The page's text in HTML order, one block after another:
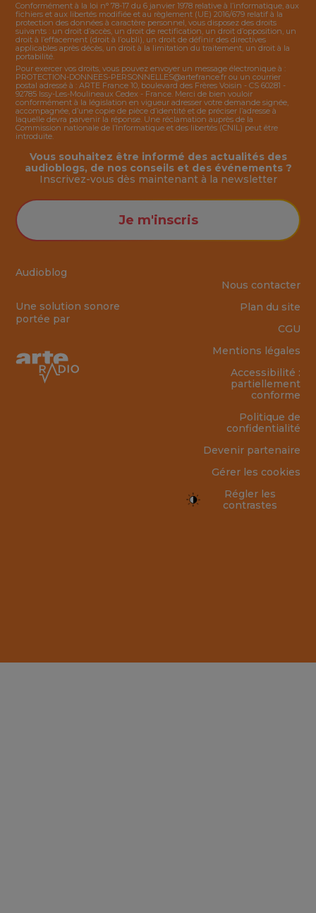
Conformément à la loi n° 78-17 du 6 janvier 1978 relative à l’informatique, aux
fichiers et aux libertés modifiée et au règlement (UE) 2016/679 relatif à la
protection des données à caractère personnel, vous disposez des droits
suivants : un droit d’accès, un droit de rectification, un droit d’opposition, un
droit à l’effacement (droit à l’oubli), un droit de définir des directives
applicables après décès, un droit à la limitation du traitement, un droit à la
portabilité.
Pour exercer vos droits, vous pouvez envoyer un message électronique à :
PROTECTION-DONNEES-PERSONNELLES@artefrance.fr ou un courrier
postal adressé à : ARTE France 10, boulevard des Frères Voisin - CS 60281 -
92785 Issy-Les-Moulineaux Cedex - France. Merci de bien vouloir
conformément à la législation en vigueur adresser votre demande signée,
accompagnée, d’une copie de pièce d’identité et de préciser l’adresse à
laquelle devra parvenir la réponse. Une réclamation auprès de la
Commission nationale de l’Informatique et des libertés (CNIL) peut être
introduite.
Audioblog
Une solution sonore
portée par
Vous souhaitez être informé des actualités des
audioblogs, de nos conseils et des événements ?
Inscrivez-vous dès maintenant à la newsletter
Je m'inscris
Nous contacter
Plan du site
CGU
Mentions légales
Accessibilité :
partiellement
conforme
Politique de
confidentialité
Devenir partenaire
Gérer les cookies
Régler les
contrastes